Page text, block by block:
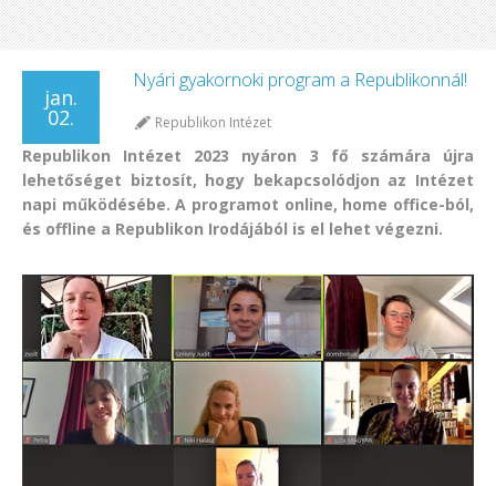
jan.
02.
Nyári gyakornoki program a Republikonnál!
Republikon Intézet
Republikon Intézet 2023 nyáron 3 fő számára újra
lehetőséget biztosít, hogy bekapcsolódjon az Intézet
napi működésébe. A programot online, home office-ból,
és offline a Republikon Irodájából is el lehet végezni.